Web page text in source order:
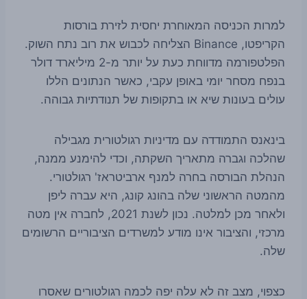
למרות הכניסה המאוחרת יחסית לזירת בורסות
הקריפטו, Binance הצליחה לכבוש את רוב נתח השוק.
הפלטפורמה מדווחת כעת על יותר מ-2 מיליארד דולר
בנפח מסחר יומי באופן עקבי, כאשר הנתונים הללו
עולים בעונות שיא או בתקופות של תנודתיות גבוהה.
בינאנס התמודדה עם מדיניות רגולטורית מגבילה
שהלכה וגברה מתאריך השקתה, וכדי להימנע ממנה,
הנהלת הבורסה בחרה למנף ארביטראז' רגולטורי.
מהמטה הראשוני שלה בהונג קונג, היא עברה ליפן
ולאחר מכן למלטה. נכון לשנת 2021, לחברה אין מטה
מרכזי, והציבור אינו מודע למשרדים הציבוריים הרשומים
שלה.
כצפוי, מצב זה לא עלה יפה לכמה רגולטורים שאסרו